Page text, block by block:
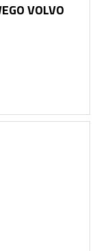
VOLVO